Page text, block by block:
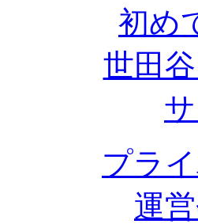
初め
世田
プラ
運